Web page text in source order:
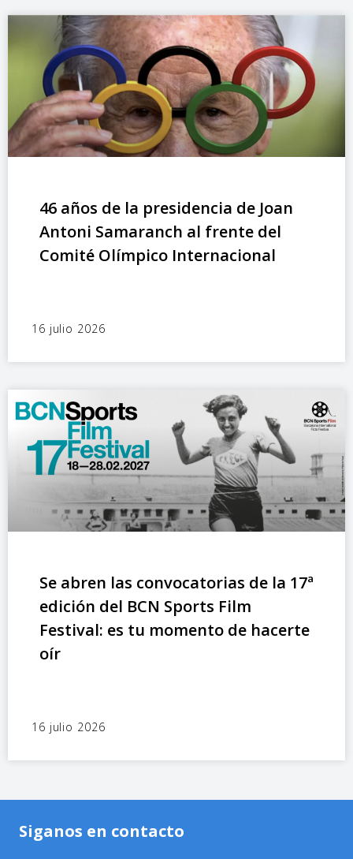
46 años de la presidencia de Joan
Antoni Samaranch al frente del
Comité Olímpico Internacional
16 julio 2026
Se abren las convocatorias de la 17ª
edición del BCN Sports Film
Festival: es tu momento de hacerte
oír
16 julio 2026
Siganos en contacto